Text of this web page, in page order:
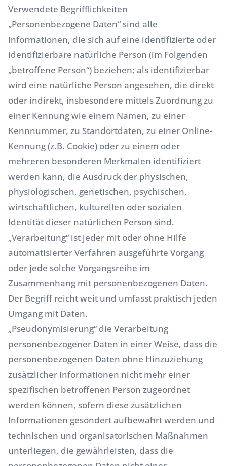
Verwendete Begrifflichkeiten
„Personenbezogene Daten“ sind alle
Informationen, die sich auf eine identifizierte oder
identifizierbare natürliche Person (im Folgenden
„betroffene Person“) beziehen; als identifizierbar
wird eine natürliche Person angesehen, die direkt
oder indirekt, insbesondere mittels Zuordnung zu
einer Kennung wie einem Namen, zu einer
Kennnummer, zu Standortdaten, zu einer Online-
Kennung (z.B. Cookie) oder zu einem oder
mehreren besonderen Merkmalen identifiziert
werden kann, die Ausdruck der physischen,
physiologischen, genetischen, psychischen,
wirtschaftlichen, kulturellen oder sozialen
Identität dieser natürlichen Person sind.
„Verarbeitung“ ist jeder mit oder ohne Hilfe
automatisierter Verfahren ausgeführte Vorgang
oder jede solche Vorgangsreihe im
Zusammenhang mit personenbezogenen Daten.
Der Begriff reicht weit und umfasst praktisch jeden
Umgang mit Daten.
„Pseudonymisierung“ die Verarbeitung
personenbezogener Daten in einer Weise, dass die
personenbezogenen Daten ohne Hinzuziehung
zusätzlicher Informationen nicht mehr einer
spezifischen betroffenen Person zugeordnet
werden können, sofern diese zusätzlichen
Informationen gesondert aufbewahrt werden und
technischen und organisatorischen Maßnahmen
unterliegen, die gewährleisten, dass die